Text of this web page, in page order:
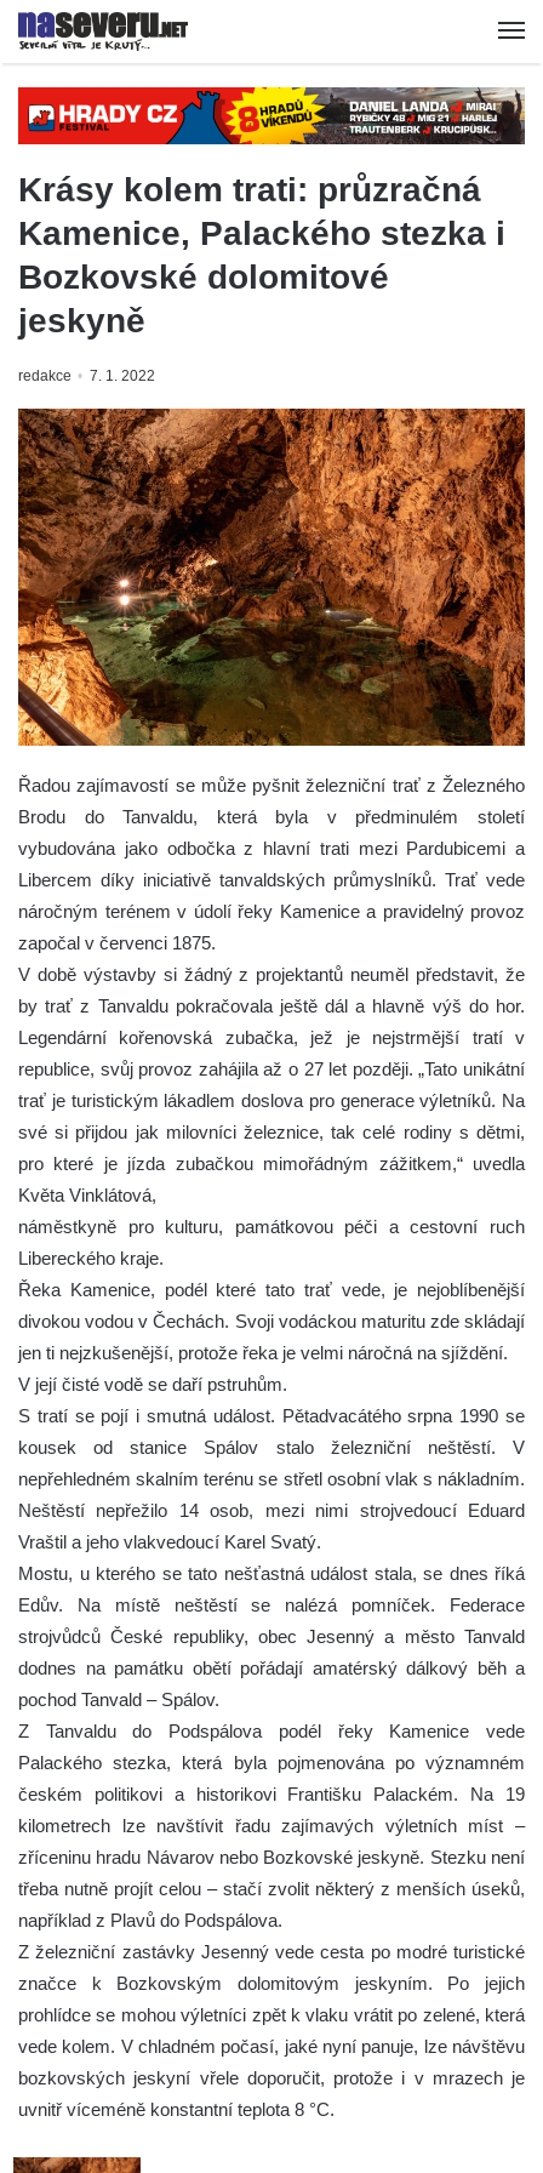
Krásy kolem trati: průzračná
Kamenice, Palackého stezka i
Bozkovské dolomitové
jeskyně
redakce 7. 1. 2022
Řadou zajímavostí se může pyšnit železniční trať z Železného
Brodu do Tanvaldu, která byla v předminulém století
vybudována jako odbočka z hlavní trati mezi Pardubicemi a
Libercem díky iniciativě tanvaldských průmyslníků. Trať vede
náročným terénem v údolí řeky Kamenice a pravidelný provoz
započal v červenci 1875.
V době výstavby si žádný z projektantů neuměl představit, že
by trať z Tanvaldu pokračovala ještě dál a hlavně výš do hor.
Legendární kořenovská zubačka, jež je nejstrmější tratí v
republice, svůj provoz zahájila až o 27 let později. „Tato unikátní
trať je turistickým lákadlem doslova pro generace výletníků. Na
své si přijdou jak milovníci železnice, tak celé rodiny s dětmi,
pro které je jízda zubačkou mimořádným zážitkem,“ uvedla
Květa Vinklátová,
náměstkyně pro kulturu, památkovou péči a cestovní ruch
Libereckého kraje.
Řeka Kamenice, podél které tato trať vede, je nejoblíbenější
divokou vodou v Čechách. Svoji vodáckou maturitu zde skládají
jen ti nejzkušenější, protože řeka je velmi náročná na sjíždění.
V její čisté vodě se daří pstruhům.
S tratí se pojí i smutná událost. Pětadvacátého srpna 1990 se
kousek od stanice Spálov stalo železniční neštěstí. V
nepřehledném skalním terénu se střetl osobní vlak s nákladním.
Neštěstí nepřežilo 14 osob, mezi nimi strojvedoucí Eduard
Vraštil a jeho vlakvedoucí Karel Svatý.
Mostu, u kterého se tato nešťastná událost stala, se dnes říká
Edův. Na místě neštěstí se nalézá pomníček. Federace
strojvůdců České republiky, obec Jesenný a město Tanvald
dodnes na památku obětí pořádají amatérský dálkový běh a
pochod Tanvald – Spálov.
Z Tanvaldu do Podspálova podél řeky Kamenice vede
Palackého stezka, která byla pojmenována po významném
českém politikovi a historikovi Františku Palackém. Na 19
kilometrech lze navštívit řadu zajímavých výletních míst –
zříceninu hradu Návarov nebo Bozkovské jeskyně. Stezku není
třeba nutně projít celou – stačí zvolit některý z menších úseků,
například z Plavů do Podspálova.
Z železniční zastávky Jesenný vede cesta po modré turistické
značce k Bozkovským dolomitovým jeskyním. Po jejich
prohlídce se mohou výletníci zpět k vlaku vrátit po zelené, která
vede kolem. V chladném počasí, jaké nyní panuje, lze návštěvu
bozkovských jeskyní vřele doporučit, protože i v mrazech je
uvnitř víceméně konstantní teplota 8 °C.